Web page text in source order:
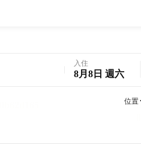
入住
8月8日 週六
位置